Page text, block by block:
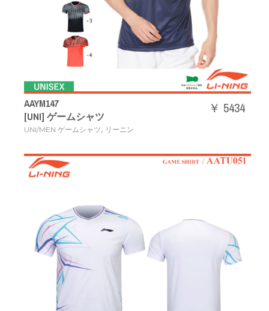
AAYM147
[UNI] ゲームシャツ
UNI/MEN ゲームシャツ, リーニン
￥ 5434